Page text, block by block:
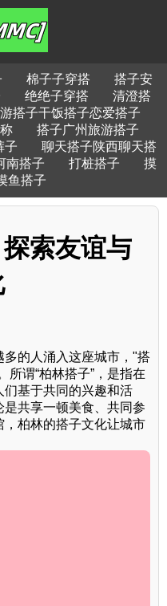
棉子子穿搭
搭子安
绝绝子穿搭
清澄搭
搭子干饭搭子恋爱搭子
搭子广州旅游搭子
子
聊天搭子陕西聊天搭
南搭子 打桩搭子
摸
鱼搭子
索友谊与
的人涌入这座城市，"搭
所谓“柏林搭子”，是指在
基于共同的兴趣和活
共享一顿美食、共同参
柏林的搭子文化让城市